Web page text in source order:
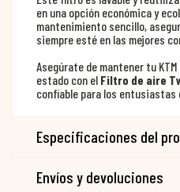
en una opción económica y
mantenimiento sencillo,
siempre esté en las mejores
Asegúrate de mantener tu
estado con el Filtro de aire
confiable para los entusiastas
Especificaciones del
Envíos y devoluciones